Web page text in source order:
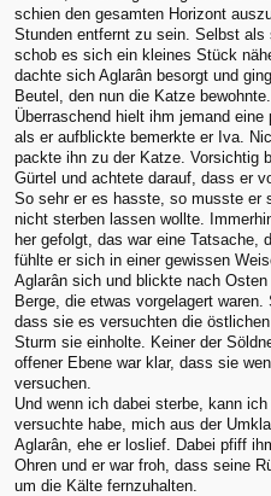
schien den gesamten Horizont
Stunden entfernt zu sein. Selbst als
schob es sich ein kleines Stück
dachte sich Aglarân besorgt und
Beutel, den nun die Katze
Überraschend hielt ihm jemand
als er aufblickte bemerkte er Iva.
packte ihn zu der Katze. Vorsichtig
Gürtel und achtete darauf, dass er
So sehr er es hasste, so musste er
nicht sterben lassen wollte.
her gefolgt, das war eine Tatsache,
fühlte er sich in einer gewissen
Aglarân sich und blickte nach
Berge, die etwas vorgelagert
dass sie es versuchten die
Sturm sie einholte. Keiner der
offener Ebene war klar, dass sie
versuchen.
Und wenn ich dabei sterbe, kann
versuchte habe, mich aus der
Aglarân, ehe er loslief. Dabei pfiff
Ohren und er war froh, dass seine
um die Kälte fernzuhalten.